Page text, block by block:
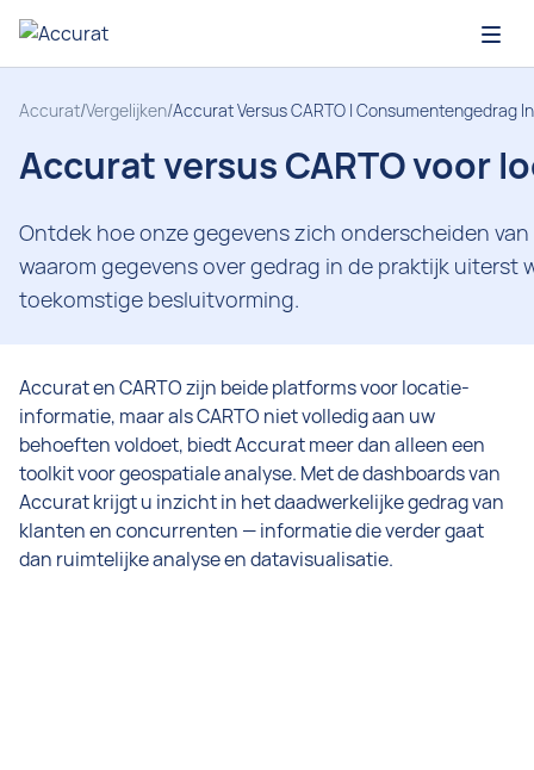
Open
Accurat/Vergelijken/Accurat Versus CARTO | Consumentengedrag
Accurat versus CARTO voor
Ontdek hoe onze gegevens zich onderscheiden
waarom gegevens over gedrag in de praktijk uiterst
toekomstige besluitvorming.
Accurat en CARTO zijn beide platforms voor locatie-
informatie, maar als CARTO niet volledig aan uw
behoeften voldoet, biedt Accurat meer dan alleen een
toolkit voor geospatiale analyse. Met de dashboards van
Accurat krijgt u inzicht in het daadwerkelijke gedrag van
klanten en concurrenten — informatie die verder gaat
dan ruimtelijke analyse en datavisualisatie.